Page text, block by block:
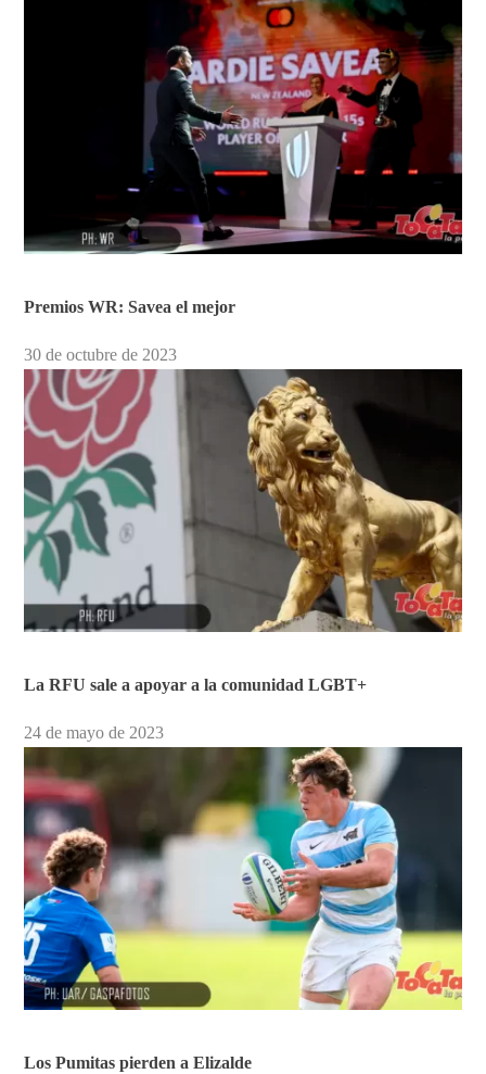
Premios WR: Savea el mejor
30 de octubre de 2023
La RFU sale a apoyar a la comunidad LGBT+
24 de mayo de 2023
Los Pumitas pierden a Elizalde